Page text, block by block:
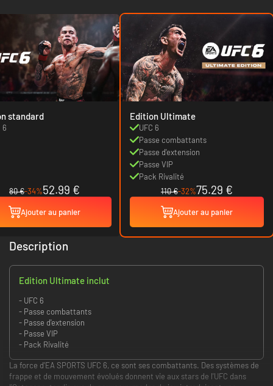
standard
6
80 €-34%52.99 €
Ajouter au panier
Edition Ultimate
UFC 6
Passe combattants
Passe d'extension
Passe VIP
Pack Rivalité
110 €-32%75.29 €
Ajouter au panier
Description
Edition Ultimate inclut
- UFC 6
- Passe combattants
- Passe d'extension
- Passe VIP
- Pack Rivalité
La force d'EA SPORTS UFC 6, ce sont ses combattants. Des systèmes de
frappe et de mouvement évolués donnent vie aux stars de l'UFC dans